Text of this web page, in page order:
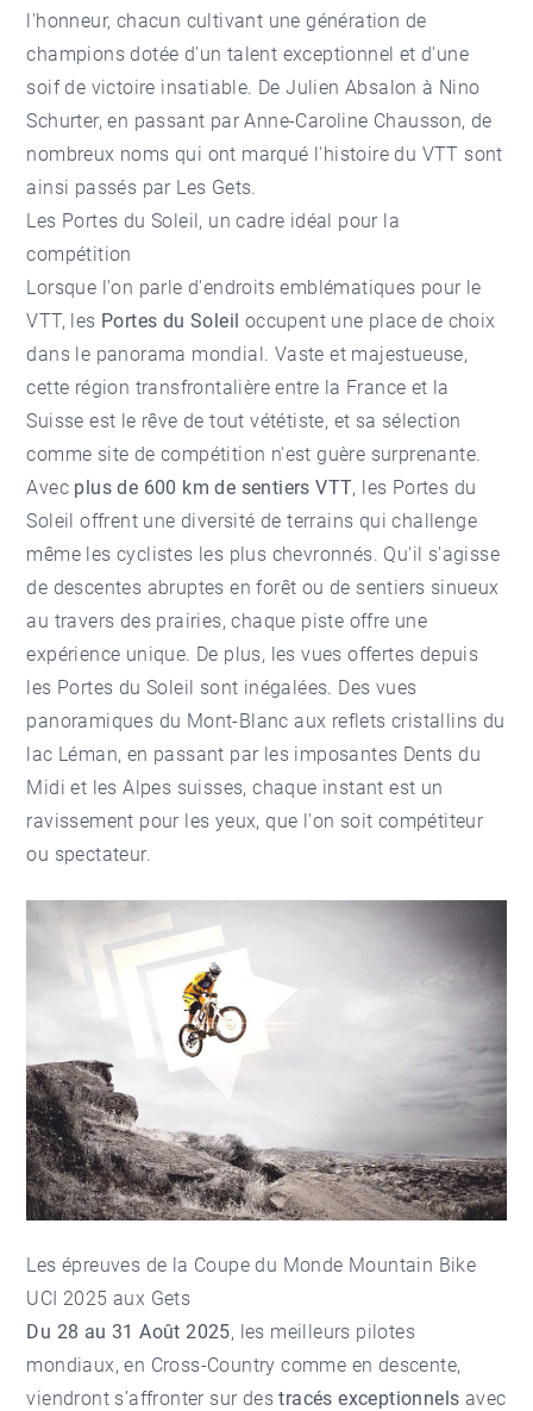
l'honneur, chacun cultivant une génération de
champions dotée d'un talent exceptionnel et d'une
soif de victoire insatiable. De Julien Absalon à Nino
Schurter, en passant par Anne-Caroline Chausson, de
nombreux noms qui ont marqué l'histoire du VTT sont
ainsi passés par Les Gets.
Les Portes du Soleil, un cadre idéal pour la
compétition
Lorsque l'on parle d'endroits emblématiques pour le
VTT, les Portes du Soleil occupent une place de choix
dans le panorama mondial. Vaste et majestueuse,
cette région transfrontalière entre la France et la
Suisse est le rêve de tout vététiste, et sa sélection
comme site de compétition n'est guère surprenante.
Avec plus de 600 km de sentiers VTT, les Portes du
Soleil offrent une diversité de terrains qui challenge
même les cyclistes les plus chevronnés. Qu'il s'agisse
de descentes abruptes en forêt ou de sentiers sinueux
au travers des prairies, chaque piste offre une
expérience unique. De plus, les vues offertes depuis
les Portes du Soleil sont inégalées. Des vues
panoramiques du Mont-Blanc aux reflets cristallins du
lac Léman, en passant par les imposantes Dents du
Midi et les Alpes suisses, chaque instant est un
ravissement pour les yeux, que l'on soit compétiteur
ou spectateur.
Les épreuves de la Coupe du Monde Mountain Bike
UCI 2025 aux Gets
Du 28 au 31 Août 2025, les meilleurs pilotes
mondiaux, en Cross-Country comme en descente,
viendront s’affronter sur destracés exceptionnels avec